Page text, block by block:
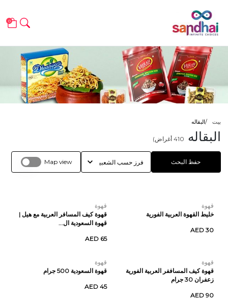
0
بيت البقاله
البقاله 410 أغراض)
حفظ البحث Map view
قهوة
خليط القهوة العربية الفورية
AED 30
قهوة
قهوة كيف المسافر العربية مع هيل |
قهوة السعودية ال...
AED 65
قهوة
قهوة كيف المساففر العربية الفورية
زعفران 30 جرام
AED 90
قهوة
قهوة السعودية 500 جرام
AED 45